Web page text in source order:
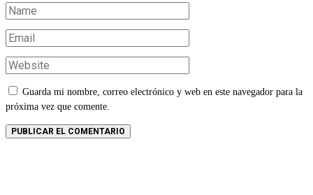
Guarda mi nombre, correo electrónico y web en este navegador para la
próxima vez que comente.